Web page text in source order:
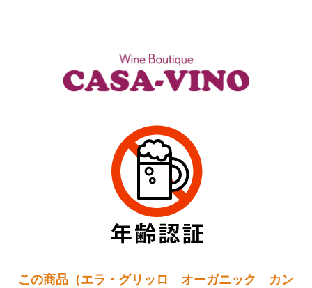
この商品（エラ・グリッロ オーガニック カン